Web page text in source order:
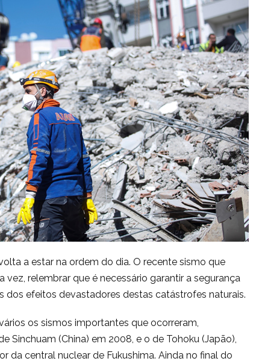
a estar na ordem do dia. O recente sismo que
vez, relembrar que é necessário garantir a segurança
dos efeitos devastadores destas catástrofes naturais.
os sismos importantes que ocorreram,
Sinchuam (China) em 2008, e o de Tohoku (Japão),
da central nuclear de Fukushima. Ainda no final do